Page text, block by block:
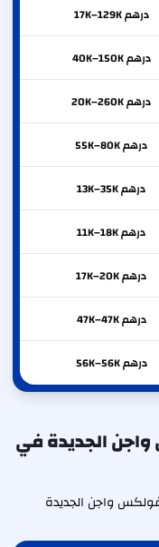
درهم 17K–129K
درهم 40K–150K
درهم 20K–260K
درهم 55K–80K
درهم 13K–35K
درهم 11K–18K
درهم 17K–20K
درهم 47K–47K
درهم 56K–56K
الجديدة في
فولكس واجن الجديدة